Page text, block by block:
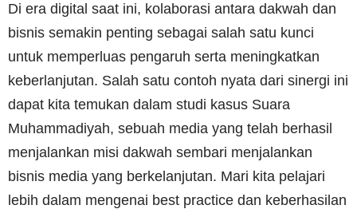
Di era digital saat ini, kolaborasi antara dakwah dan
bisnis semakin penting sebagai salah satu kunci
untuk memperluas pengaruh serta meningkatkan
keberlanjutan. Salah satu contoh nyata dari sinergi ini
dapat kita temukan dalam studi kasus Suara
Muhammadiyah, sebuah media yang telah berhasil
menjalankan misi dakwah sembari menjalankan
bisnis media yang berkelanjutan. Mari kita pelajari
lebih dalam mengenai best practice dan keberhasilan